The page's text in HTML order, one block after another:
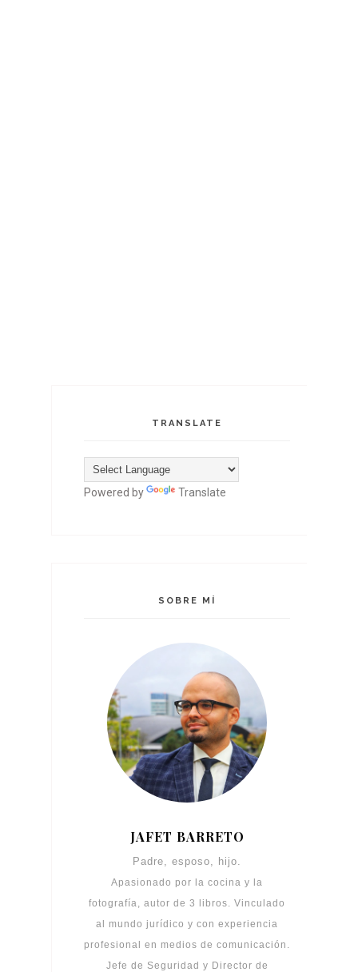
TRANSLATE
Powered by Translate
SOBRE MÍ
JAFET BARRETO
Padre, esposo, hijo.
Apasionado por la cocina y la
fotografía, autor de 3 libros. Vinculado
al mundo jurídico y con experiencia
profesional en medios de comunicación.
Jefe de Seguridad y Director de